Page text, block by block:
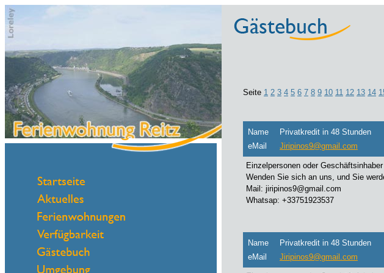
Seite 1 2 3 4 5 6 7 8 9 10 11 12 13 14
Name
Privatkredit in 48 Stunden
eMail
Jiripinos9@gmail.com
Einzelpersonen oder
Wenden Sie sich an uns, und Sie
Mail: jiripinos9@gmail.com
Whatsap: +33751923537
Name
Privatkredit in 48 Stunden
eMail
Jiripinos9@gmail.com